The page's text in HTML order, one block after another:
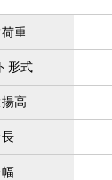
重
形式
高